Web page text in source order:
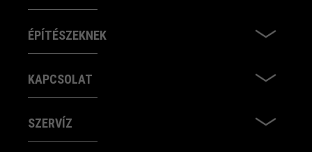
ÉPÍTÉSZEKNEK
KAPCSOLAT
SZERVÍZ